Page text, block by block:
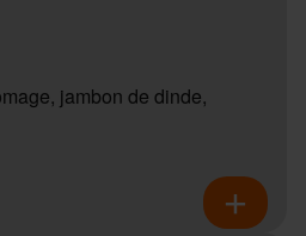
jambon de dinde,